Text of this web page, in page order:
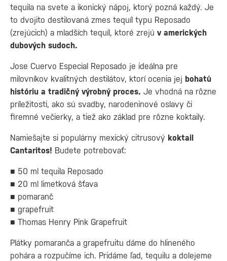
tequila na svete a ikonický nápoj, ktorý pozná každý. Je
to dvojito destilovaná zmes tequíl typu Reposado
(zrejúcich) a mladších tequíl, ktoré zrejú v amerických
dubových sudoch.
Jose Cuervo Especial Reposado je ideálna pre
milovníkov kvalitných destilátov, ktorí ocenia jej bohatú
históriu a tradičný výrobný proces. Je vhodná na rôzne
príležitosti, ako sú svadby, narodeninové oslavy či
firemné večierky, a tiež ako základ pre rôzne koktaily.
Namiešajte si populárny mexický citrusový koktail
Cantaritos! Budete potrebovať:
■ 50 ml tequila Reposado
■ 20 ml limetková šťava
■ pomaranč
■ grapefruit
■ Thomas Henry Pink Grapefruit
Plátky pomaranča a grapefruitu dáme do hlineného
pohára a rozpučíme ich. Pridáme ľad, tequilu a dolejeme